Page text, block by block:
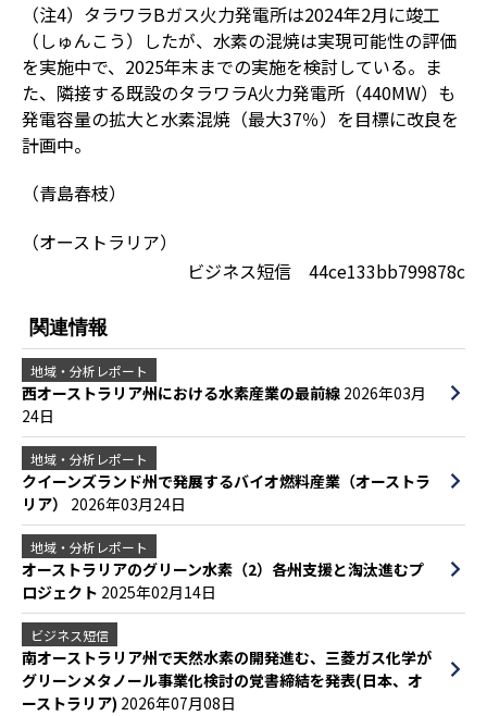
（注4）タラワラBガス火力発電所は2024年2月に竣工
（しゅんこう）したが、水素の混焼は実現可能性の評価
を実施中で、2025年末までの実施を検討している。ま
た、隣接する既設のタラワラA火力発電所（440MW）も
発電容量の拡大と水素混焼（最大37％）を目標に改良を
計画中。
（青島春枝）
（オーストラリア）
ビジネス短信 44ce133bb799878c
関連情報
地域・分析レポート
西オーストラリア州における水素産業の最前線 2026年03月
24日
地域・分析レポート
クイーンズランド州で発展するバイオ燃料産業（オーストラ
リア） 2026年03月24日
地域・分析レポート
オーストラリアのグリーン水素（2）各州支援と淘汰進むプ
ロジェクト 2025年02月14日
ビジネス短信
南オーストラリア州で天然水素の開発進む、三菱ガス化学が
グリーンメタノール事業化検討の覚書締結を発表(日本、オ
ーストラリア) 2026年07月08日